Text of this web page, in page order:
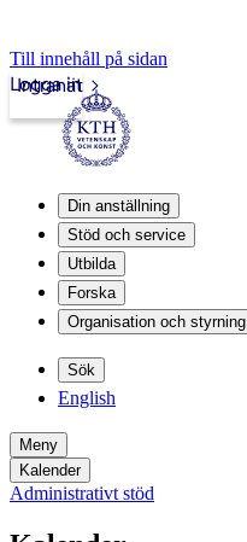
Till innehåll på sidan
Intranät
Logga in
Din anställning
Stöd och service
Utbilda
Forska
Organisation och styrning
Sök
English
Meny
Kalender
Administrativt stöd